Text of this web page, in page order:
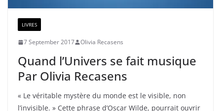
LIVRES
7 September 2017 Olivia Recasens
Quand l’Univers se fait musique
Par Olivia Recasens
« Le véritable mystère du monde est le visible, non
l’invisible. » Cette phrase d’Oscar Wilde, pourrait ouvrir